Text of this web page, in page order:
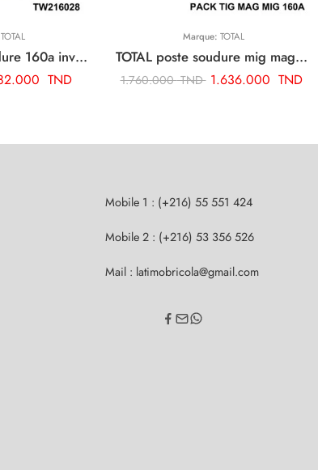
TOTAL
TOTAL poste soudure 160a inverter TW216028
TND
Marque: TOTAL
TOTAL poste soudure mig mag 160a 220/240 inverter + Cadeaux Bobine fil TMGT1601
1.760.000TND 1.636.000 TND
Mobile 1 : (+216) 55 551 424
Mobile 2 : (+216) 53 356 526
Mail : latimobricola@gmail.com